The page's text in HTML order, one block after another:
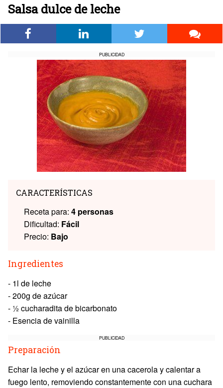
Salsa dulce de leche
PUBLICIDAD
CARACTERÍSTICAS
Receta para: 4 personas
Dificultad: Fácil
Precio: Bajo
Ingredientes
- 1l de leche
- 200g de azúcar
- ½ cucharadita de bicarbonato
- Esencia de vainilla
PUBLICIDAD
Preparación
Echar la leche y el azúcar en una cacerola y calentar a
fuego lento, removiendo constantemente con una cuchara